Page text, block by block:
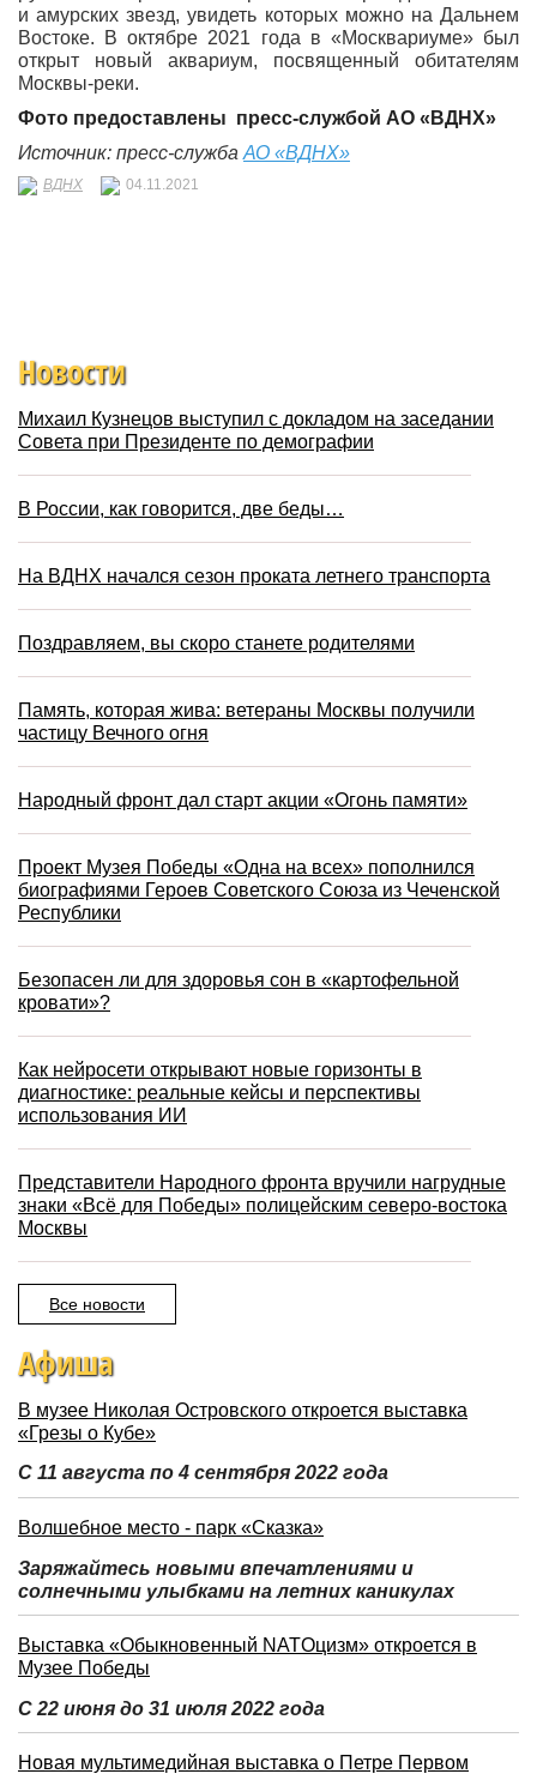
и амурских звезд, увидеть которых можно на Дальнем
Востоке. В октябре 2021 года в «Москвариуме» был
открыт новый аквариум, посвященный обитателям
Москвы-реки.
Фото предоставлены пресс-службой АО «ВДНХ»
Источник: пресс-служба АО «ВДНХ»
ВДНХ 04.11.2021
Новости
Михаил Кузнецов выступил с докладом на заседании
Совета при Президенте по демографии
В России, как говорится, две беды…
На ВДНХ начался сезон проката летнего транспорта
Поздравляем, вы скоро станете родителями
Память, которая жива: ветераны Москвы получили
частицу Вечного огня
Народный фронт дал старт акции «Огонь памяти»
Проект Музея Победы «Одна на всех» пополнился
биографиями Героев Советского Союза из Чеченской
Республики
Безопасен ли для здоровья сон в «картофельной
кровати»?
Как нейросети открывают новые горизонты в
диагностике: реальные кейсы и перспективы
использования ИИ
Представители Народного фронта вручили нагрудные
знаки «Всё для Победы» полицейским северо-востока
Москвы
Все новости
Афиша
В музее Николая Островского откроется выставка
«Грезы о Кубе»
С 11 августа по 4 сентября 2022 года
Волшебное место - парк «Сказка»
Заряжайтесь новыми впечатлениями и
солнечными улыбками на летних каникулах
Выставка «Обыкновенный NATOцизм» откроется в
Музее Победы
С 22 июня до 31 июля 2022 года
Новая мультимедийная выставка о Петре Первом